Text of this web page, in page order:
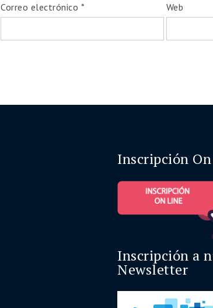
Correo electrónico * Web
Inscripción
Inscripción a
Newsletter